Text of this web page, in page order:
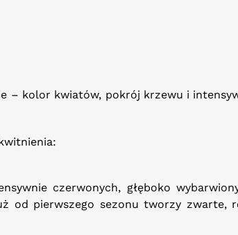
– kolor kwiatów, pokrój krzewu i
czerwonych, głęboko
od pierwszego sezonu tworzy zwarte,